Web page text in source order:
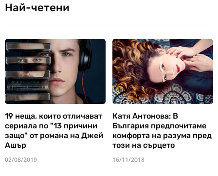
Най-четени
19 неща, които отличават
сериала по "13 причини
защо" от романа на Джей
Ашър
02/08/2019
Катя Антонова: В
България предпочитаме
комфорта на разума пред
този на сърцето
16/11/2018